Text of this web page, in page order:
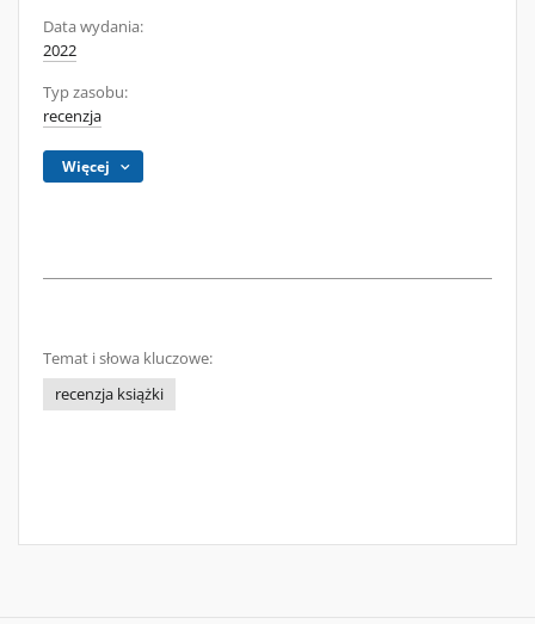
Data wydania:
2022
Typ zasobu:
recenzja
Więcej
Temat i słowa kluczowe:
recenzja książki